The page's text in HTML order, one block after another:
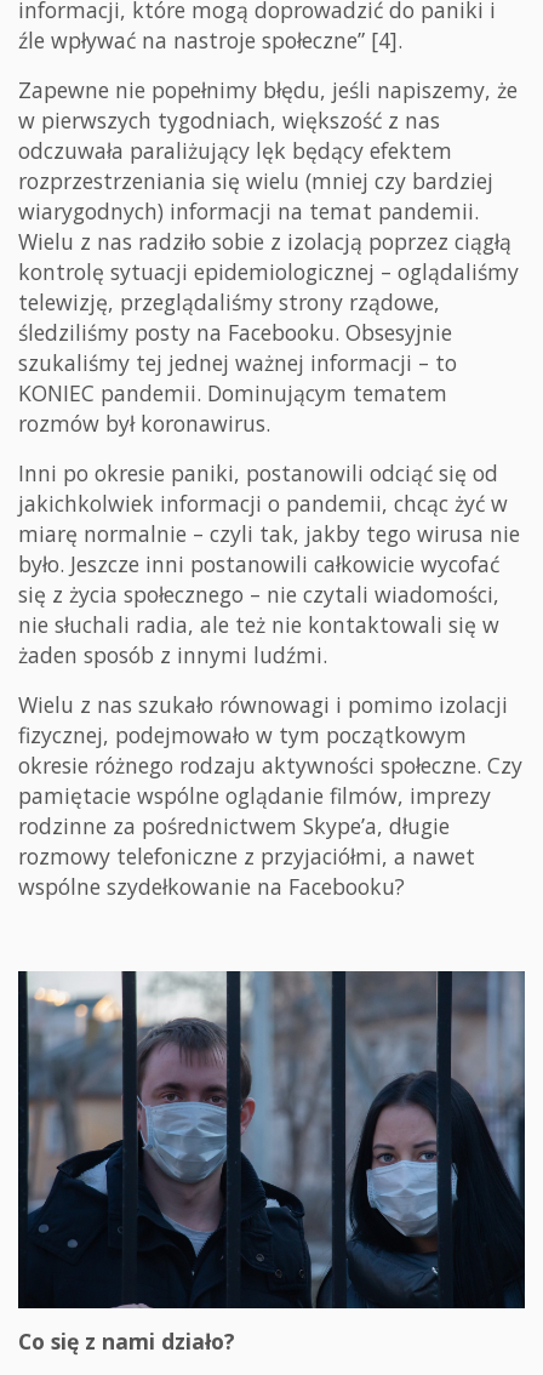
informacji, które mogą doprowadzić do paniki i
źle wpływać na nastroje społeczne” [4].
Zapewne nie popełnimy błędu, jeśli napiszemy, że
w pierwszych tygodniach, większość z nas
odczuwała paraliżujący lęk będący efektem
rozprzestrzeniania się wielu (mniej czy bardziej
wiarygodnych) informacji na temat pandemii.
Wielu z nas radziło sobie z izolacją poprzez ciągłą
kontrolę sytuacji epidemiologicznej – oglądaliśmy
telewizję, przeglądaliśmy strony rządowe,
śledziliśmy posty na Facebooku. Obsesyjnie
szukaliśmy tej jednej ważnej informacji – to
KONIEC pandemii. Dominującym tematem
rozmów był koronawirus.
Inni po okresie paniki, postanowili odciąć się od
jakichkolwiek informacji o pandemii, chcąc żyć w
miarę normalnie – czyli tak, jakby tego wirusa nie
było. Jeszcze inni postanowili całkowicie wycofać
się z życia społecznego – nie czytali wiadomości,
nie słuchali radia, ale też nie kontaktowali się w
żaden sposób z innymi ludźmi.
Wielu z nas szukało równowagi i pomimo izolacji
fizycznej, podejmowało w tym początkowym
okresie różnego rodzaju aktywności społeczne. Czy
pamiętacie wspólne oglądanie filmów, imprezy
rodzinne za pośrednictwem Skype’a, długie
rozmowy telefoniczne z przyjaciółmi, a nawet
wspólne szydełkowanie na Facebooku?
Co się z nami działo?